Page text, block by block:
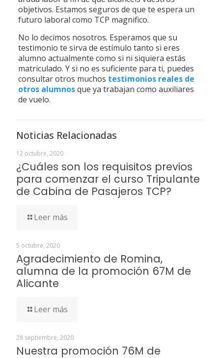
objetivos. Estamos seguros de que te espera un
futuro laboral como TCP magnifico.
No lo decimos nosotros. Esperamos que su
testimonio te sirva de estímulo tanto si eres
alumno actualmente como si ni siquiera estás
matriculado. Y si no es suficiente para ti, puedes
consultar otros muchos testimonios reales de
otros alumnosque ya trabajan como auxiliares
de vuelo.
Noticias Relacionadas
12 octubre, 2020
¿Cuáles son los requisitos previos
para comenzar el curso Tripulante
de Cabina de Pasajeros TCP?
Leer más
5 octubre, 2020
Agradecimiento de Romina,
alumna de la promoción 67M de
Alicante
Leer más
28 septiembre, 2020
Nuestra promoción 76M de